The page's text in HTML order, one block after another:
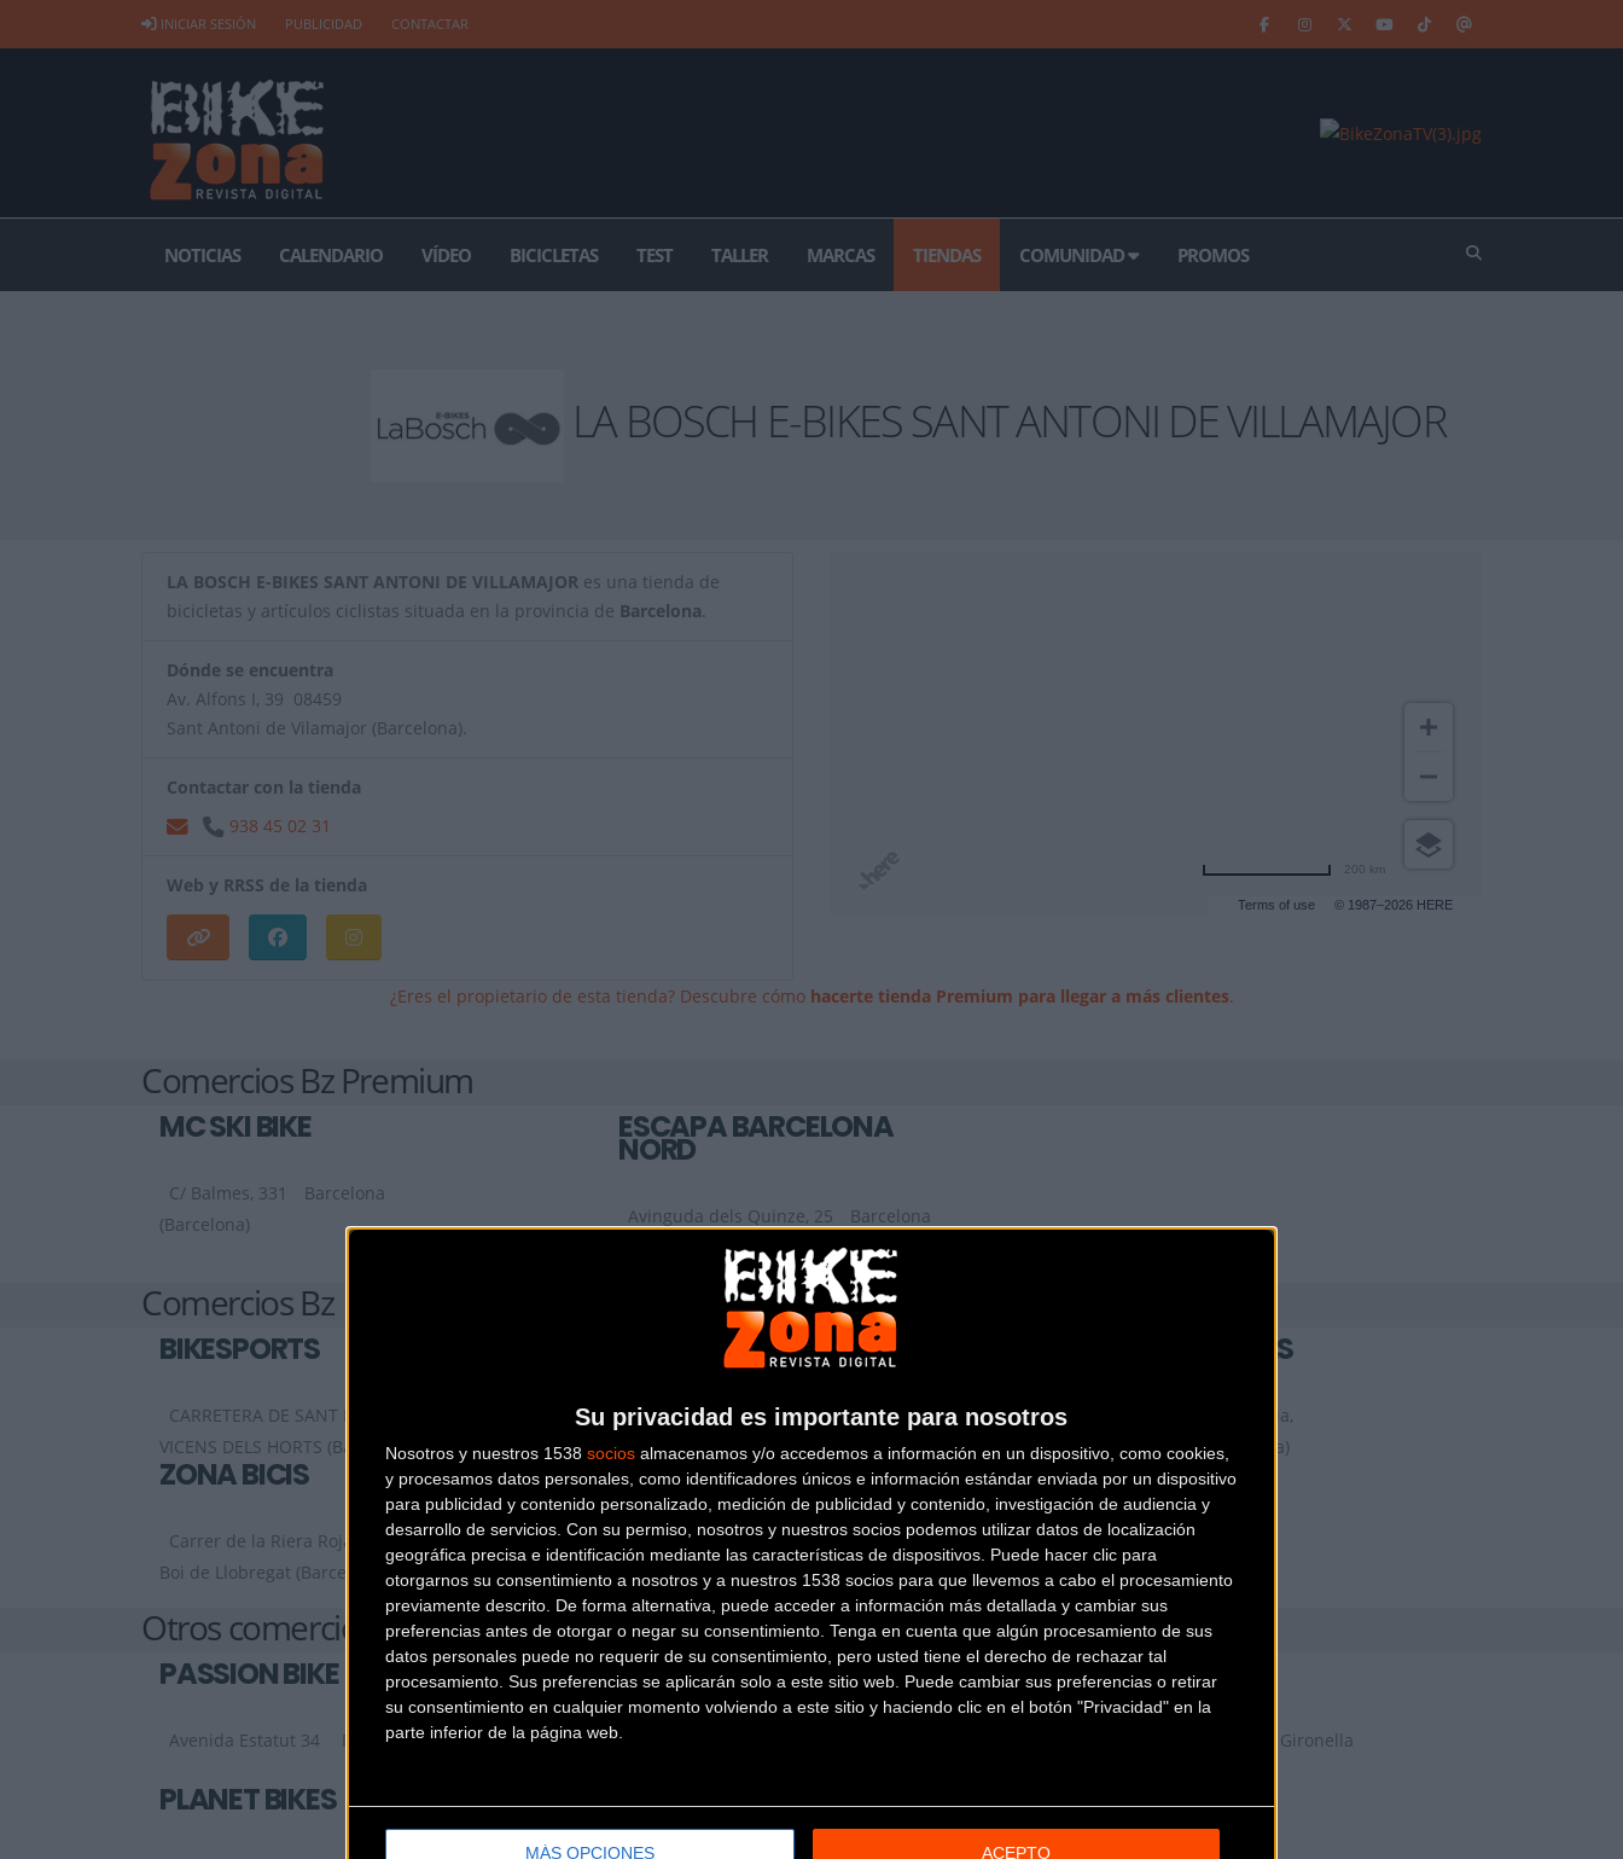
Su privacidad es importante para nosotros
Nosotros y nuestros 1538 socios almacenamos y/o accedemos a información en un dispositivo, como cookies,
y procesamos datos personales, como identificadores únicos e información estándar enviada por un dispositivo
para publicidad y contenido personalizado, medición de publicidad y contenido, investigación de audiencia y
desarrollo de servicios. Con su permiso, nosotros y nuestros socios podemos utilizar datos de localización
geográfica precisa e identificación mediante las características de dispositivos. Puede hacer clic para
otorgarnos su consentimiento a nosotros y a nuestros 1538 socios para que llevemos a cabo el procesamiento
previamente descrito. De forma alternativa, puede acceder a información más detallada y cambiar sus
preferencias antes de otorgar o negar su consentimiento. Tenga en cuenta que algún procesamiento de sus
datos personales puede no requerir de su consentimiento, pero usted tiene el derecho de rechazar tal
procesamiento. Sus preferencias se aplicarán solo a este sitio web. Puede cambiar sus preferencias o retirar
su consentimiento en cualquier momento volviendo a este sitio y haciendo clic en el botón "Privacidad" en la
parte inferior de la página web.
MÁS OPCIONES ACEPTO
INICIAR SESIÓN PUBLICIDAD CONTACTAR
NOTICIAS CALENDARIO VÍDEO BICICLETAS TEST TALLER MARCAS TIENDAS COMUNIDAD PROMOS
LA BOSCH E-BIKES SANT ANTONI DE VILLAMAJOR
LA BOSCH E-BIKES SANT ANTONI DE VILLAMAJOR es una tienda de
bicicletas y artículos ciclistas situada en la provincia de Barcelona.
Dónde se encuentra
Av. Alfons I, 39 08459
Sant Antoni de Vilamajor (Barcelona).
Contactar con la tienda
938 45 02 31
Web y RRSS de la tienda
Terms of use © 1987–2026 HERE
200 km
¿Eres el propietario de esta tienda? Descubre cómo hacerte tienda Premium para llegar a más clientes.
Comercios Bz Premium
MC SKI BIKE
C/ Balmes, 331
Barcelona
(Barcelona)
ESCAPA BARCELONA
NORD
Avinguda dels Quinze, 25
Barcelona
Comercios Bz
BIKESPORTS
CARRETERA DE SANT BOI 90
VICENS DELS HORTS (Barcelona)
Gran Via de les Corts Catalanes, 452,
LOCAL 2
Barcelona (Barcelona)
KIDS ON WHEELS
Plaça de la Vila de Gràcia,
18
Barcelona (Barcelona)
ZONA BICIS
Carrer de la Riera Roja, 29 C
Sant
Boi de Llobregat (Barcelona)
Otros comercios
PASSION BIKE
Avenida Estatut 34 Rubí (Barcelona)
PAU TENA CICLISME PEP RIBERA
Gironella
PLANET BIKES PLEGABIKE POMIK